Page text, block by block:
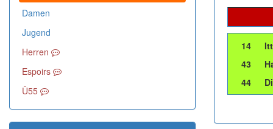
14
43
44
Damen
Jugend
Herren
Espoirs
Ü55